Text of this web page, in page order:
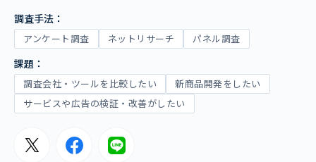
調査手法：
アンケート調査 ネットリサーチ パネル調査
課題：
調査会社・ツールを比較したい
新商品開発をしたい
サービスや広告の検証・改善がしたい